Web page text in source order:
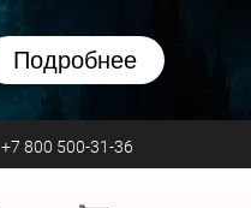
Подробнее
+7 800 500-31-36